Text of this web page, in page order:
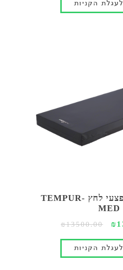
מזרון למניעת פצעי לחץ TEMPUR-
MED
₪13500.00